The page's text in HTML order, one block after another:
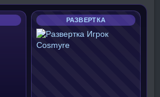
РАЗВЕРТКА